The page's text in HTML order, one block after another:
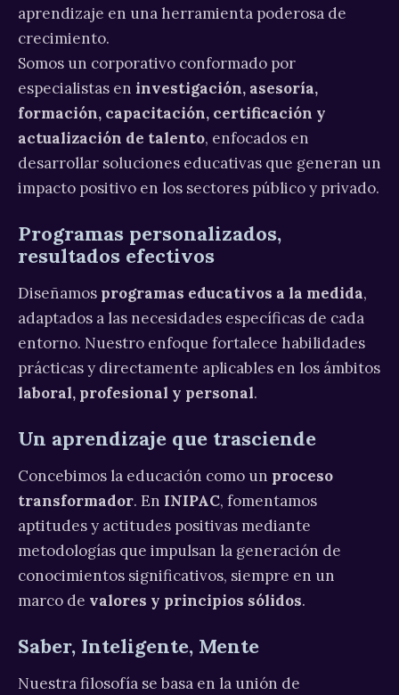
aprendizaje en una herramienta poderosa de
crecimiento.
Somos un corporativo conformado por
especialistas en investigación, asesoría,
formación, capacitación, certificación y
actualización de talento, enfocados en
desarrollar soluciones educativas que generan un
impacto positivo en los sectores público y privado.
Programas personalizados,
resultados efectivos
Diseñamos programas educativos a la medida,
adaptados a las necesidades específicas de cada
entorno. Nuestro enfoque fortalece habilidades
prácticas y directamente aplicables en los ámbitos
laboral, profesional y personal.
Un aprendizaje que trasciende
Concebimos la educación como un proceso
transformador. En INIPAC, fomentamos
aptitudes y actitudes positivas mediante
metodologías que impulsan la generación de
conocimientos significativos, siempre en un
marco de valores y principios sólidos.
Saber, Inteligente, Mente
Nuestra filosofía se basa en la unión de